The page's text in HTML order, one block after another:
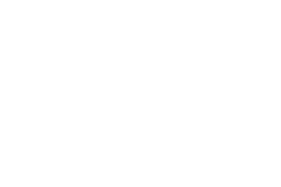
ab 01.09.2026 eine Altersvollrente; ab
ermäßigte Beitragssatz, oder ist ab
Krankengeld)?